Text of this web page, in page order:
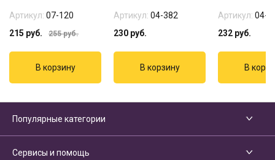
Артикул: 07-120
215 руб. 255руб.
Артикул: 04-382
230 руб.
Артикул: 04-
232 руб.
Популярные категории
Сервисы и помощь